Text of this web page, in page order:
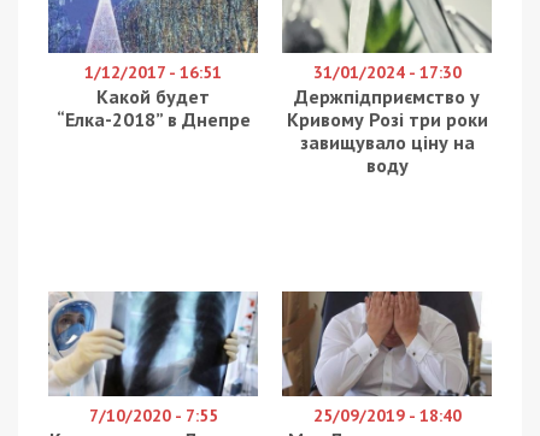
средствами будет восстановлена в пределах
установленного лимита на карте. Повышение
кредитного лимита будет недоступно.
Facebook
Telegram
Twitter
WhatsApp
ViberEmail
Категории:Суспільство| Метки:война с
Россией